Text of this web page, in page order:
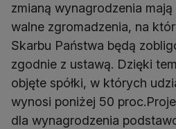
zmianą wynagrodzenia
walne zgromadzenia, na
Skarbu Państwa będą
zgodnie z ustawą. Dzięki
objęte spółki, w których
wynosi poniżej 50
dla wynagrodzenia